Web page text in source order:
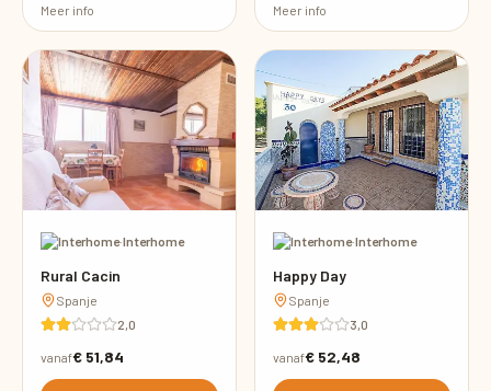
Meer info Meer info
·Interhome
Rural Cacin
Spanje
2,0
vanaf€ 51,84
·Interhome
Happy Day
Spanje
3,0
vanaf€ 52,48